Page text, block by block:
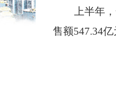
上半年
售额547.34亿